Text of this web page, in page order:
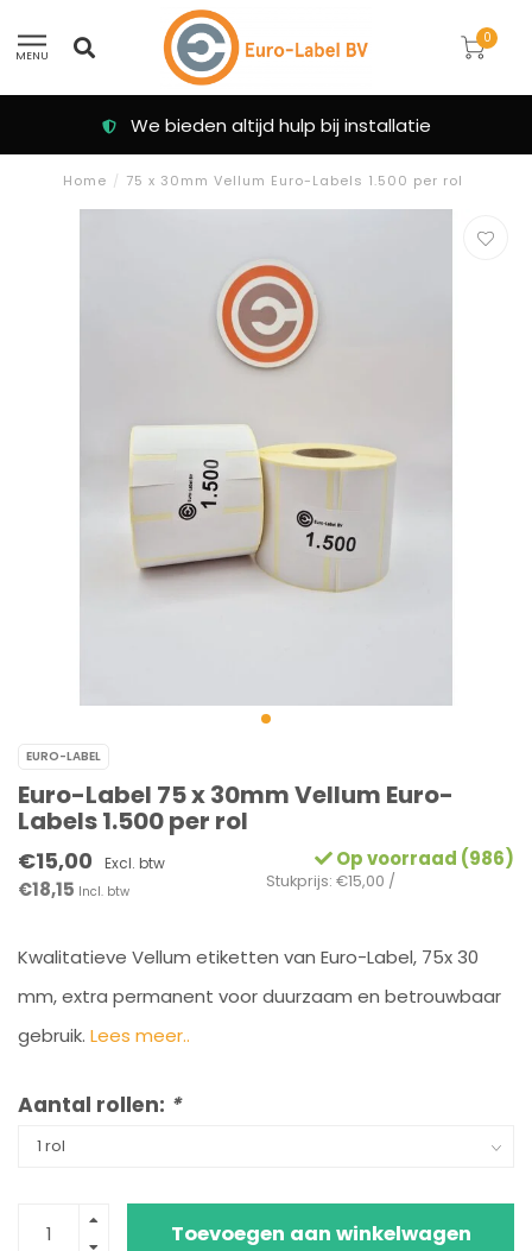
MENU
0
Klanten beoordelen ons met een 9.3
Home / 75 x 30mm Vellum Euro-Labels 1.500 per rol
EURO-LABEL
Euro-Label 75 x 30mm Vellum Euro-
Labels 1.500 per rol
€15,00 Excl. btw
€18,15 Incl. btw
Op voorraad (986)
Stukprijs: €15,00 /
Kwalitatieve Vellum etiketten van Euro-Label, 75x 30
mm, extra permanent voor duurzaam en betrouwbaar
gebruik. Lees meer..
Aantal rollen: *
Toevoegen aan winkelwagen